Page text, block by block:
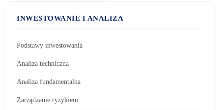
INWESTOWANIE I ANALIZA
Podstawy inwestowania
Analiza techniczna
Analiza fundamentalna
Zarządzanie ryzykiem